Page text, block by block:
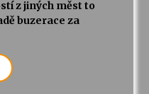
z jiných měst to
buzerace za